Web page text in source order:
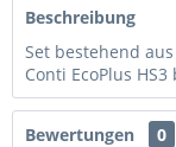
Beschreibung
Set bestehend
Conti EcoPlus
Bewertungen
0